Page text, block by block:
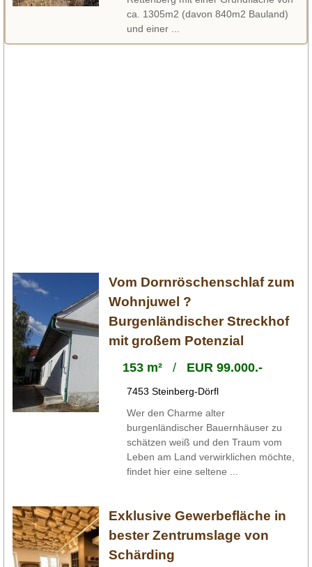
ca. 1305m2 (davon 840m2 Bauland)
und einer ...
Vom Dornröschenschlaf zum
Wohnjuwel ?
Burgenländischer Streckhof
mit großem Potenzial
153 m²/ EUR 99.000.-
7453 Steinberg-Dörfl
Wer den Charme alter
burgenländischer Bauernhäuser zu
schätzen weiß und den Traum vom
Leben am Land verwirklichen möchte,
findet hier eine seltene ...
Exklusive Gewerbefläche in
bester Zentrumslage von
Schärding